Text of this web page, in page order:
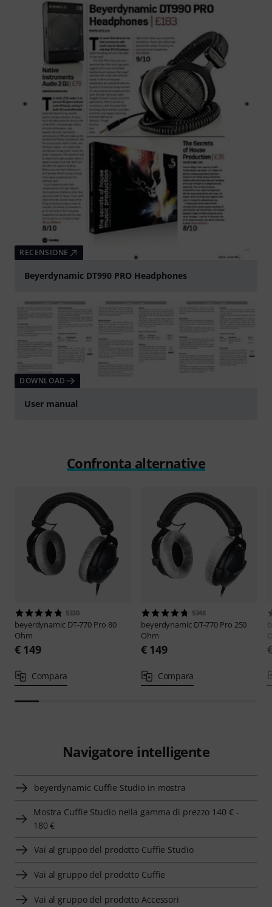
RECENSIONE
Beyerdynamic DT990 PRO Headphones
DOWNLOAD
User manual
Confronta alternative
5330
beyerdynamic DT-770 Pro 80
Ohm
€ 149
Compara
5348
beyerdynamic DT-770 Pro 250
Ohm
€ 149
Compara
Navigatore intelligente
beyerdynamic Cuffie Studio in mostra
Mostra Cuffie Studio nella gamma di prezzo 140 € -
180 €
Vai al gruppo del prodotto Cuffie Studio
Vai al gruppo del prodotto Cuffie
Vai al gruppo del prodotto Accessori